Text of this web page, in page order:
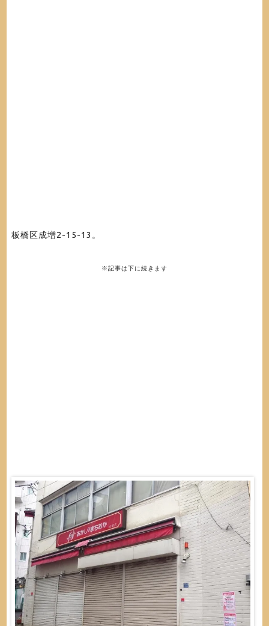
板橋区成増2-15-13 。
※記事は下に続きます